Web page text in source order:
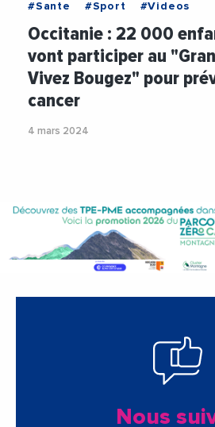
#Sante
#Sport #Videos
Occitanie : 22 000
vont participer au
Vivez Bougez" pour
cancer
4 mars 2024
Nous